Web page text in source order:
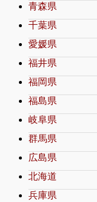
青森県
千葉県
愛媛県
福井県
福岡県
福島県
岐阜県
群馬県
広島県
北海道
兵庫県